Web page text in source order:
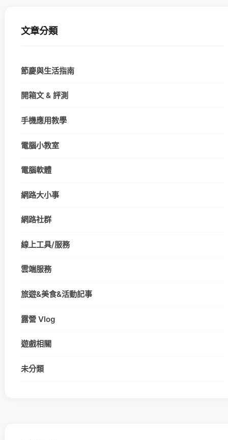
文章分類
節慶與生活指南
開箱文 & 評測
手機應用教學
電腦小教室
電腦軟體
網路大小事
網路社群
線上工具/服務
雲端服務
旅遊&美食&活動記事
露營 Vlog
遊戲相關
未分類